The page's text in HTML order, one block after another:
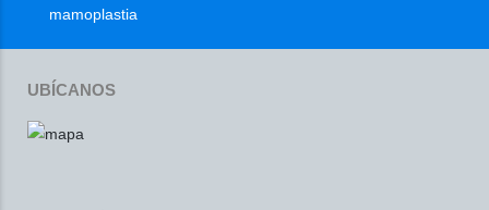
mamoplastia
UBÍCANOS